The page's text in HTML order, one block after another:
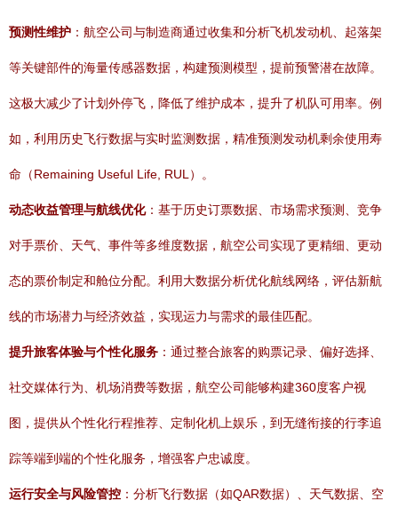
预测性维护 ：航空公司与制造商通过收集和分析飞机发动机、起落架
等关键部件的海量传感器数据，构建预测模型，提前预警潜在故障。
这极大减少了计划外停飞，降低了维护成本，提升了机队可用率。例
如，利用历史飞行数据与实时监测数据，精准预测发动机剩余使用寿
命（Remaining Useful Life, RUL）。
动态收益管理与航线优化：基于历史订票数据、市场需求预测、竞争
对手票价、天气、事件等多维度数据，航空公司实现了更精细、更动
态的票价制定和舱位分配。利用大数据分析优化航线网络，评估新航
线的市场潜力与经济效益，实现运力与需求的最佳匹配。
提升旅客体验与个性化服务 ：通过整合旅客的购票记录、偏好选择、
社交媒体行为、机场消费等数据，航空公司能够构建360度客户视
图，提供从个性化行程推荐、定制化机上娱乐，到无缝衔接的行李追
踪等端到端的个性化服务，增强客户忠诚度。
运行安全与风险管控 ：分析飞行数据（如QAR数据）、天气数据、空